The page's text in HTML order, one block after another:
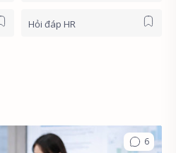
Hỏi đáp HR